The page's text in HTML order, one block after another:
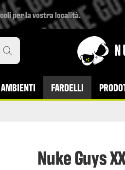
per la vostra località.
FARDELLI
Nuke Guys